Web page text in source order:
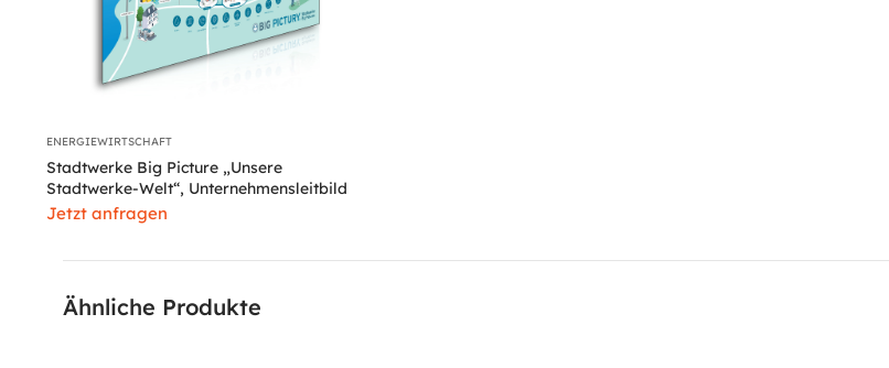
ENERGIEWIRTSCHAFT
Stadtwerke Big Picture „Unsere
Stadtwerke-Welt“, Unternehmensleitbild
Jetzt anfragen
Ähnliche Produkte